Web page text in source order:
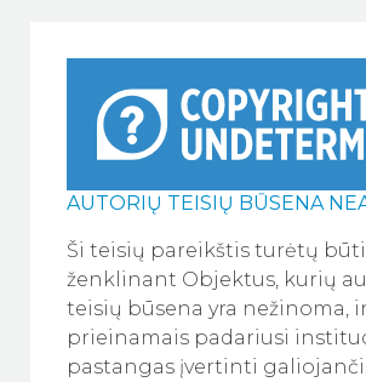
AUTORIŲ TEISIŲ BŪSENA
Ši teisių pareikštis turėtų
ženklinant Objektus, kurių
teisių būsena yra nežinoma,
prieinamais padariusi
pastangas įvertinti